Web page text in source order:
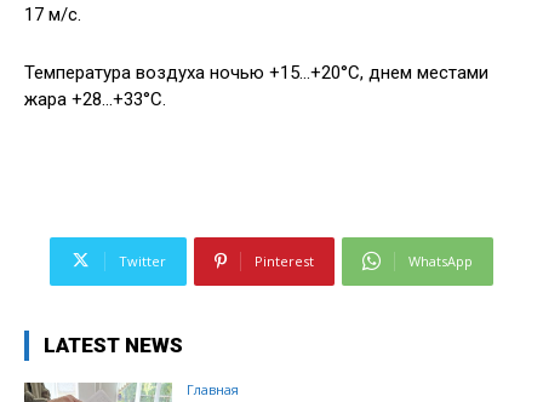
17 м/с.
Температура воздуха ночью +15…+20°С, днем местами
жара +28…+33°С.
Twitter Pinterest WhatsApp
LATEST NEWS
Главная